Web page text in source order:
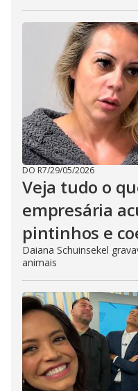
DO R7/29/05/2026
Veja tudo o
empresária
pintinhos e
Daiana Schuinsekel
animais